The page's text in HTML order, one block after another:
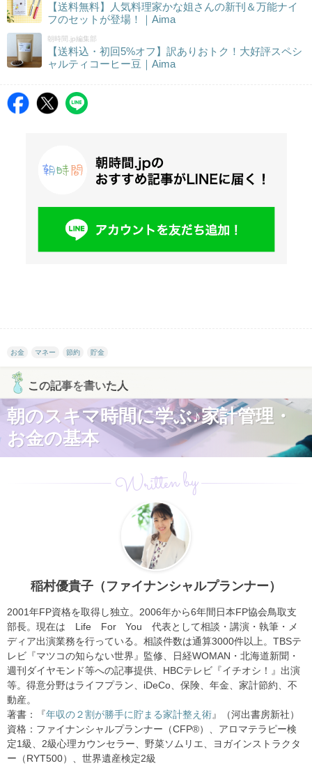
【送料無料】人気料理家かな姐さんの新刊＆万能ナイ
フのセットが登場！｜Aima
朝時間.jp編集部
【送料込・初回5%オフ】訳ありおトク！大好評スペシ
ャルティコーヒー豆｜Aima
お金 マネー 節約 貯金
この記事を書いた人
朝のスキマ時間に学ぶ♪家計管理・
お金の基本
Written by
稲村優貴子（ファイナンシャルプランナー）
2001年FP資格を取得し独立。2006年から6年間日本FP協会鳥取支
部長。現在は Life For You 代表として相談・講演・執筆・メ
ディア出演業務を行っている。相談件数は通算3000件以上。TBSテ
レビ『マツコの知らない世界』監修、日経WOMAN・北海道新聞・
週刊ダイヤモンド等への記事提供、HBCテレビ『イチオシ！』出演
等。得意分野はライフプラン、iDeCo、保険、年金、家計節約、不
動産。
著書：『年収の２割が勝手に貯まる家計整え術 』（河出書房新社）
資格：ファイナンシャルプランナー（CFP®）、アロマテラピー検
定1級、2級心理カウンセラー、野菜ソムリエ、ヨガインストラクタ
ー（RYT500）、世界遺産検定2級